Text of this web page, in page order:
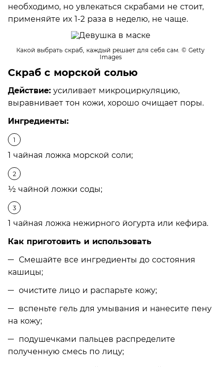
необходимо, но увлекаться скрабами не стоит,
применяйте их 1-2 раза в неделю, не чаще.
Какой выбрать скраб, каждый решает для себя сам. © Getty
Images
Скраб с морской солью
Действие: усиливает микроциркуляцию,
выравнивает тон кожи, хорошо очищает поры.
Ингредиенты:
1 чайная ложка морской соли;
½ чайной ложки соды;
1 чайная ложка нежирного йогурта или кефира.
Как приготовить и использовать
Смешайте все ингредиенты до состояния
кашицы;
очистите лицо и распарьте кожу;
вспеньте гель для умывания и нанесите пену
на кожу;
подушечками пальцев распределите
полученную смесь по лицу;